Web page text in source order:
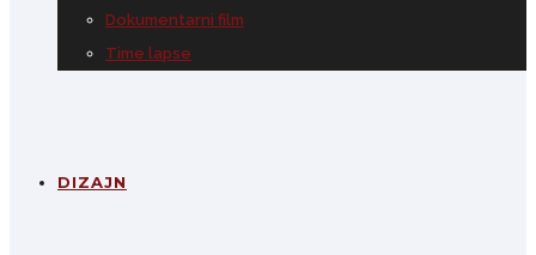
Dokumentarni film
Time lapse
DIZAJN